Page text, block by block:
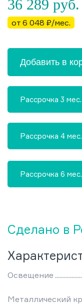
Сделано в
Освещение
Металлический
36 289 руб.
от 6 048 ₽/мес.
Добавить в
Рассрочка 3
Рассрочка 4
Рассрочка 6